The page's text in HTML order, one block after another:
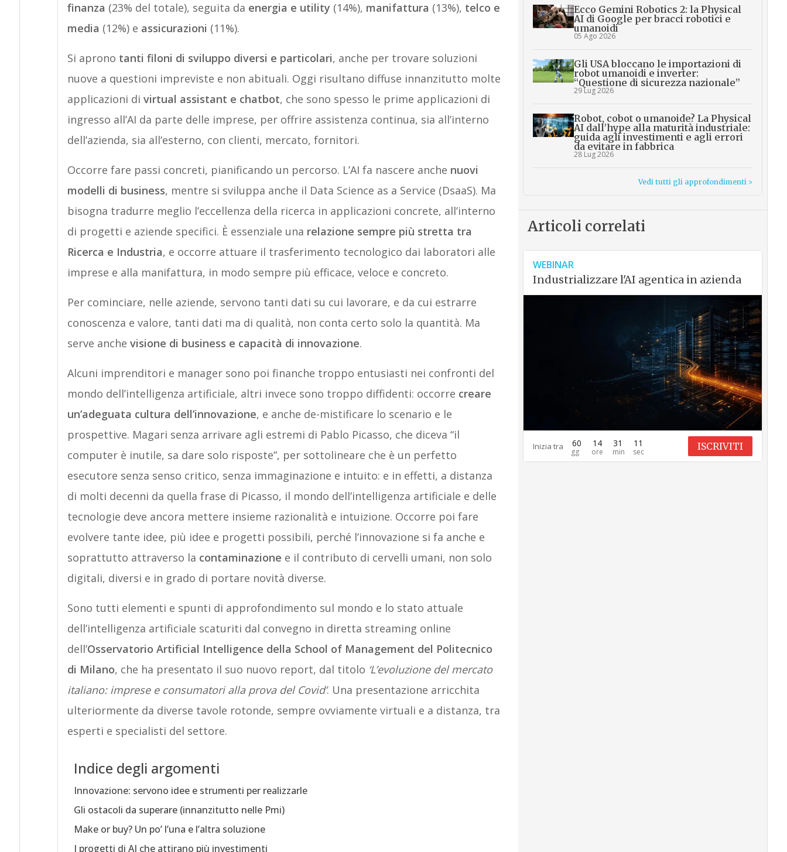
finanza (23% del totale), seguita da energia e utility (14%), manifattura (13%), telco e
media (12%) e assicurazioni (11%).
Si aprono tanti filoni di sviluppo diversi e particolari, anche per trovare soluzioni
nuove a questioni impreviste e non abituali. Oggi risultano diffuse innanzitutto molte
applicazioni di virtual assistant e chatbot, che sono spesso le prime applicazioni di
ingresso all’AI da parte delle imprese, per offrire assistenza continua, sia all’interno
dell’azienda, sia all’esterno, con clienti, mercato, fornitori.
Occorre fare passi concreti, pianificando un percorso. L’AI fa nascere anche nuovi
modelli di business, mentre si sviluppa anche il Data Science as a Service (DsaaS). Ma
bisogna tradurre meglio l’eccellenza della ricerca in applicazioni concrete, all’interno
di progetti e aziende specifici. È essenziale una relazione sempre più stretta tra
Ricerca e Industria, e occorre attuare il trasferimento tecnologico dai laboratori alle
imprese e alla manifattura, in modo sempre più efficace, veloce e concreto.
Per cominciare, nelle aziende, servono tanti dati su cui lavorare, e da cui estrarre
conoscenza e valore, tanti dati ma di qualità, non conta certo solo la quantità. Ma
serve anche visione di business e capacità di innovazione.
Alcuni imprenditori e manager sono poi finanche troppo entusiasti nei confronti del
mondo dell’intelligenza artificiale, altri invece sono troppo diffidenti: occorre creare
un’adeguata cultura dell’innovazione, e anche de-mistificare lo scenario e le
prospettive. Magari senza arrivare agli estremi di Pablo Picasso, che diceva “il
computer è inutile, sa dare solo risposte”, per sottolineare che è un perfetto
esecutore senza senso critico, senza immaginazione e intuito: e in effetti, a distanza
di molti decenni da quella frase di Picasso, il mondo dell’intelligenza artificiale e delle
tecnologie deve ancora mettere insieme razionalità e intuizione. Occorre poi fare
evolvere tante idee, più idee e progetti possibili, perché l’innovazione si fa anche e
soprattutto attraverso la contaminazione e il contributo di cervelli umani, non solo
digitali, diversi e in grado di portare novità diverse.
Sono tutti elementi e spunti di approfondimento sul mondo e lo stato attuale
dell’intelligenza artificiale scaturiti dal convegno in diretta streaming online
dell’Osservatorio Artificial Intelligence della School of Management del Politecnico
di Milano, che ha presentato il suo nuovo report, dal titolo ‘L’evoluzione del mercato
italiano: imprese e consumatori alla prova del Covid’. Una presentazione arricchita
ulteriormente da diverse tavole rotonde, sempre ovviamente virtuali e a distanza, tra
esperti e specialisti del settore.
Indice degli argomenti
Innovazione: servono idee e strumenti per realizzarle
Gli ostacoli da superare (innanzitutto nelle Pmi)
Make or buy? Un po’ l’una e l’altra soluzione
I progetti di AI che attirano più investimenti
Ecco Gemini Robotics 2: la Physical
AI di Google per bracci robotici e
umanoidi
05 Ago 2026
Gli USA bloccano le importazioni di
robot umanoidi e inverter:
“Questione di sicurezza nazionale”
29 Lug 2026
Robot, cobot o umanoide? La Physical
AI dall’hype alla maturità industriale:
guida agli investimenti e agli errori
da evitare in fabbrica
28 Lug 2026
Vedi tutti gli approfondimenti >
Articoli correlati
WEBINAR
Industrializzare l'AI agentica in azienda
Inizia tra 60 14 31 10 ISCRIVITI